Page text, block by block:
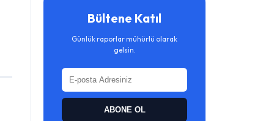
Bültene Katıl
Günlük raporlar mühürlü olarak
gelsin.
ABONE OL